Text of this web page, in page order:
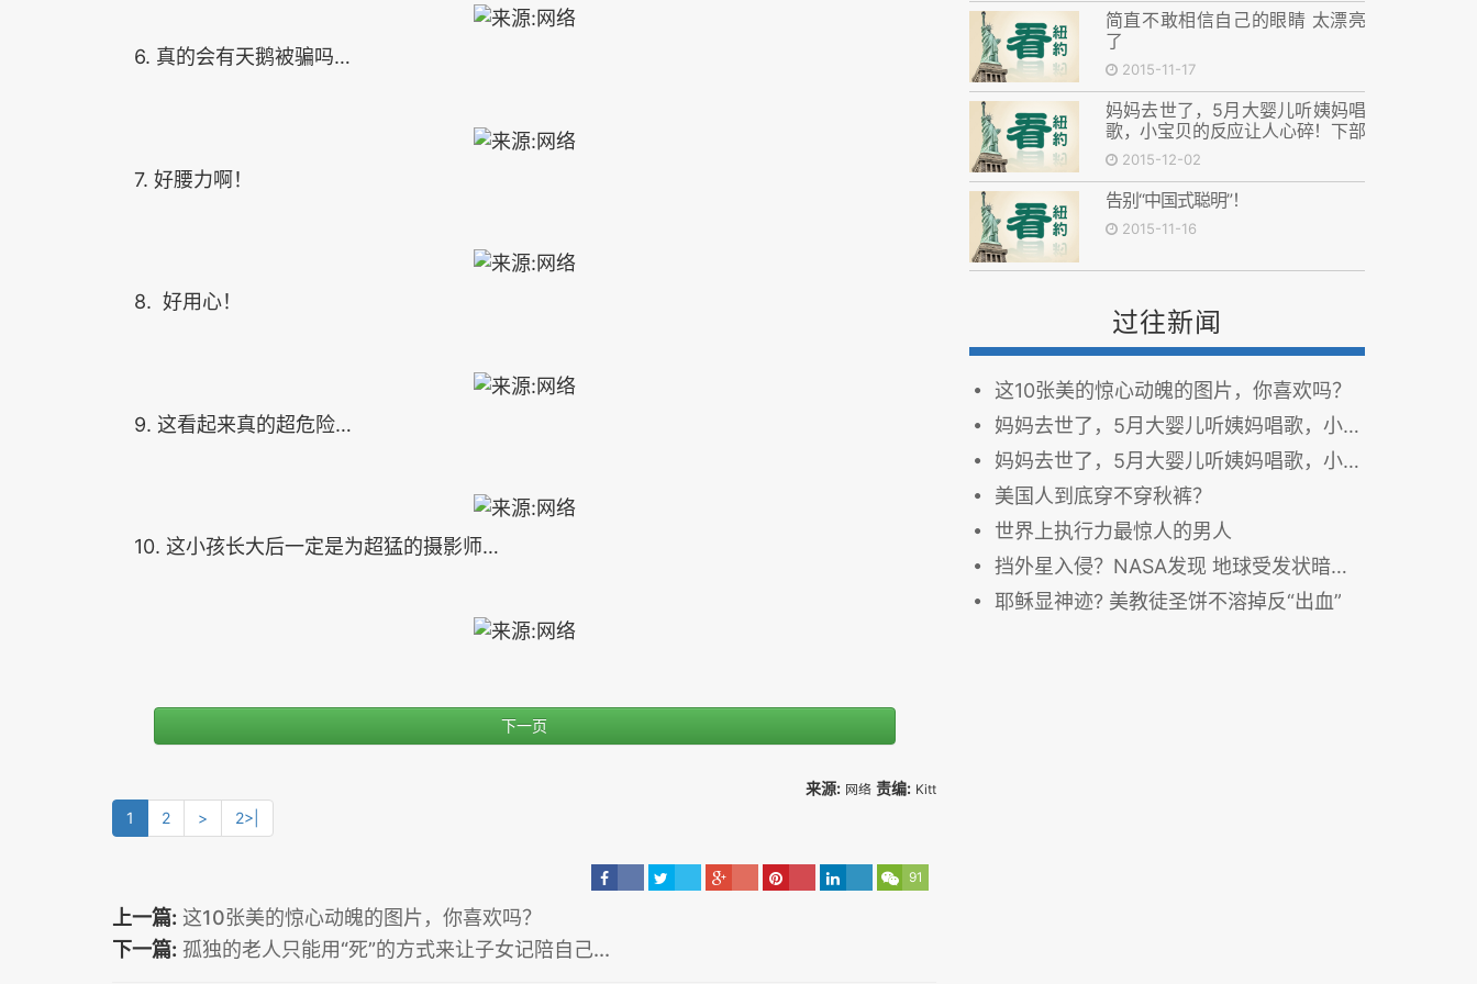
6. 真的会有天鹅被骗吗…
7. 好腰力啊！
8. 好用心！
9. 这看起来真的超危险…
10. 这小孩长大后一定是为超猛的摄影师…
下一页
1 2 > 2>|
来源: 网络 责编: Kitt
91
上一篇: 这10张美的惊心动魄的图片，你喜欢吗？
下一篇: 孤独的老人只能用“死”的方式来让子女记陪自己...
简直不敢相信自己的眼睛 太漂亮
了
2015-11-17
妈妈去世了，5月大婴儿听姨妈唱
歌，小宝贝的反应让人心碎！下部
分2015-12-02
告别“中国式聪明”！
2015-11-16
过往新闻
这10张美的惊心动魄的图片，你喜欢吗？
妈妈去世了，5月大婴儿听姨妈唱歌，小宝贝的反应让人心碎！上部分
妈妈去世了，5月大婴儿听姨妈唱歌，小宝贝的反应让人心碎！下部分
美国人到底穿不穿秋裤？
世界上执行力最惊人的男人
挡外星入侵？NASA发现 地球受发状暗物质保护
耶稣显神迹? 美教徒圣饼不溶掉反“出血”